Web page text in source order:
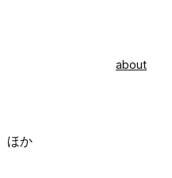
about
ほか